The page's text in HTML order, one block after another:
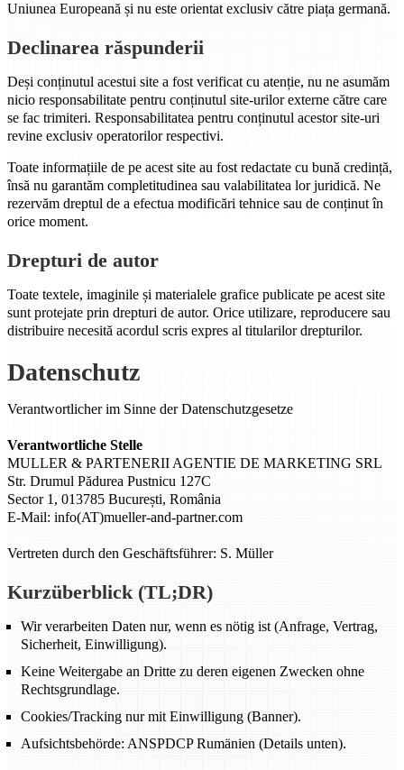
Uniunea Europeană și nu este orientat exclusiv către piața germană.
Declinarea răspunderii
Deși conținutul acestui site a fost verificat cu atenție, nu ne asumăm
nicio responsabilitate pentru conținutul site-urilor externe către care
se fac trimiteri. Responsabilitatea pentru conținutul acestor site-uri
revine exclusiv operatorilor respectivi.
Toate informațiile de pe acest site au fost redactate cu bună credință,
însă nu garantăm completitudinea sau valabilitatea lor juridică. Ne
rezervăm dreptul de a efectua modificări tehnice sau de conținut în
orice moment.
Drepturi de autor
Toate textele, imaginile și materialele grafice publicate pe acest site
sunt protejate prin drepturi de autor. Orice utilizare, reproducere sau
distribuire necesită acordul scris expres al titularilor drepturilor.
Datenschutz
Verantwortlicher im Sinne der Datenschutzgesetze
Verantwortliche Stelle
MULLER & PARTENERII AGENTIE DE MARKETING SRL
Str. Drumul Pădurea Pustnicu 127C
Sector 1, 013785 București, România
E-Mail: info(AT)mueller-and-partner.com
Vertreten durch den Geschäftsführer: S. Müller
Kurzüberblick (TL;DR)
Wir verarbeiten Daten nur, wenn es nötig ist (Anfrage, Vertrag,
Sicherheit, Einwilligung).
Keine Weitergabe an Dritte zu deren eigenen Zwecken ohne
Rechtsgrundlage.
Cookies/Tracking nur mit Einwilligung (Banner).
Aufsichtsbehörde: ANSPDCP Rumänien (Details unten).